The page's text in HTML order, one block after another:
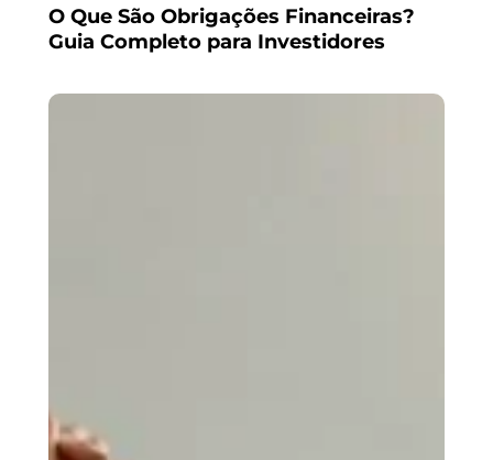
O Que São Obrigações Financeiras?
Guia Completo para Investidores